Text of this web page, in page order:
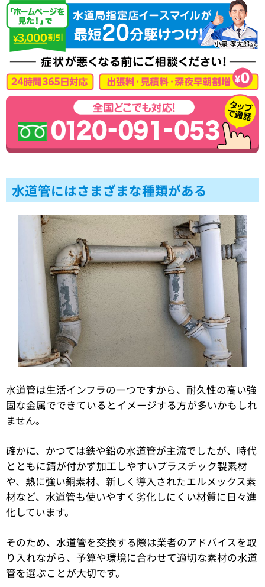
水道管にはさまざまな種類がある
水道管は生活インフラの一つですから、耐久性の高い強
固な金属でできているとイメージする方が多いかもしれ
ません。
確かに、かつては鉄や鉛の水道管が主流でしたが、時代
とともに錆が付かず加工しやすいプラスチック製素材
や、熱に強い銅素材、新しく導入されたエルメックス素
材など、水道管も使いやすく劣化しにくい材質に日々進
化しています。
そのため、水道管を交換する際は業者のアドバイスを取
り入れながら、予算や環境に合わせて適切な素材の水道
管を選ぶことが大切です。